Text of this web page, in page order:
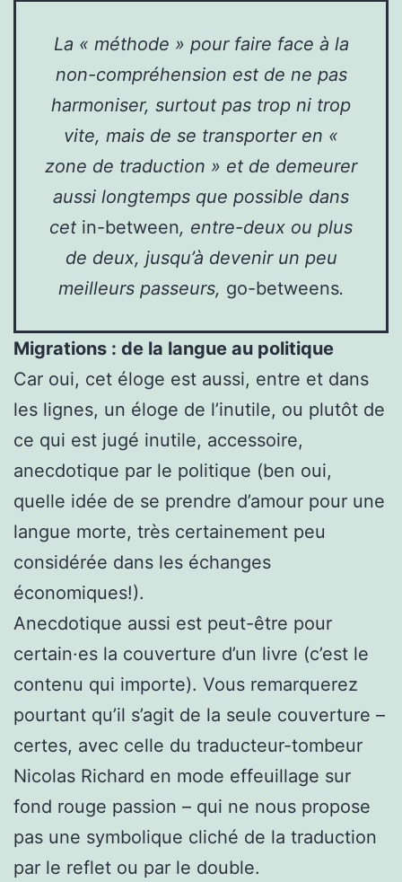
La « méthode » pour faire face à la
non-compréhension est de ne pas
harmoniser, surtout pas trop ni trop
vite, mais de se transporter en «
zone de traduction » et de demeurer
aussi longtemps que possible dans
cet in-between, entre-deux ou plus
de deux, jusqu’à devenir un peu
meilleurs passeurs, go-betweens.
Migrations : de la langue au politique
Car oui, cet éloge est aussi, entre et dans
les lignes, un éloge de l’inutile, ou plutôt de
ce qui est jugé inutile, accessoire,
anecdotique par le politique (ben oui,
quelle idée de se prendre d’amour pour une
langue morte, très certainement peu
considérée dans les échanges
économiques!).
Anecdotique aussi est peut-être pour
certain·es la couverture d’un livre (c’est le
contenu qui importe). Vous remarquerez
pourtant qu’il s’agit de la seule couverture –
certes, avec celle du traducteur-tombeur
Nicolas Richard en mode effeuillage sur
fond rouge passion – qui ne nous propose
pas une symbolique cliché de la traduction
par le reflet ou par le double.